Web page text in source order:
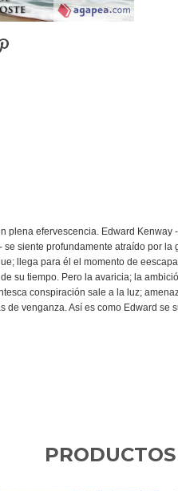
plena efervescencia. Edward Kenway
siente profundamente atraído por la
llega para él el momento de
su tiempo. Pero la avaricia; la
conspiración sale a la luz;
venganza. Así es como Edward se